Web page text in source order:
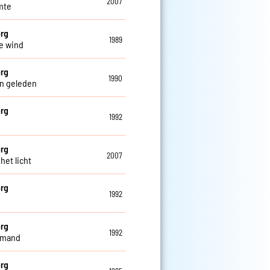
wind
1989
geleden
1990
1992
licht
2007
1992
1992